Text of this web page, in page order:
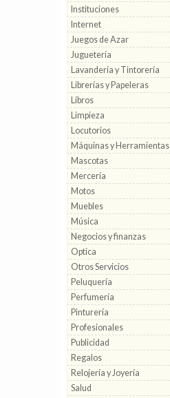
Instituciones
Internet
Juegos de Azar
Juguetería
Lavandería y Tintorería
Librerías y Papeleras
Libros
Limpieza
Locutorios
Máquinas y Herramientas
Mascotas
Mercería
Motos
Muebles
Música
Negocios y finanzas
Optica
Otros Servicios
Peluquería
Perfumería
Pinturería
Profesionales
Publicidad
Regalos
Relojería y Joyería
Salud